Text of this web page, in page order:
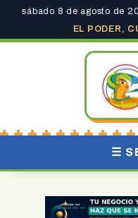
sábado 8 de agosto de
EL PODER,
☰